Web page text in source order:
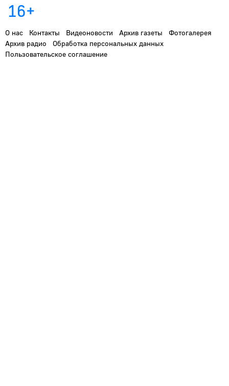
16+
О нас Контакты Видеоновости Архив газеты
Фотогалерея
Архив радио
Обработка персональных данных
Пользовательское соглашение